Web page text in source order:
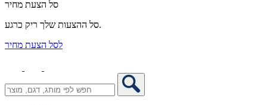
סל הצעת מחיר
סל ההצעות שלך ריק כרגע.
לסל הצעת מחיר